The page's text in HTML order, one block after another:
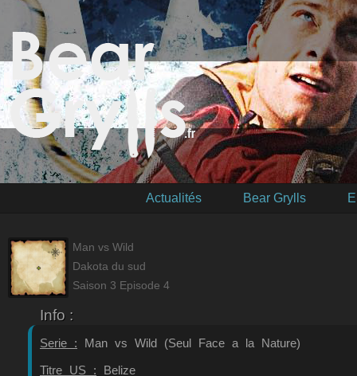
Actualités Bear Grylls
Man vs Wild
Dakota du sud
Saison 3 Episode 4
Info :
Serie : Man vs Wild (Seul Face a la Nature)
Titre US : Belize